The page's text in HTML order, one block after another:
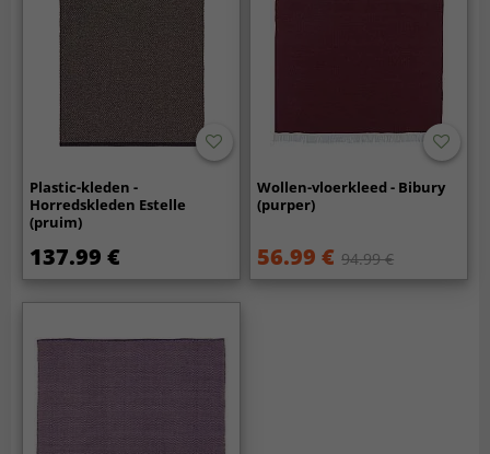
Plastic-kleden -
Horredskleden Estelle
(pruim)
137.99 €
Wollen-vloerkleed - Bibury
(purper)
56.99 € 94.99 €